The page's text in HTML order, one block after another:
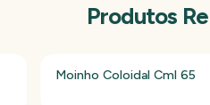
Produtos
Moinho Coloidal Cml 65